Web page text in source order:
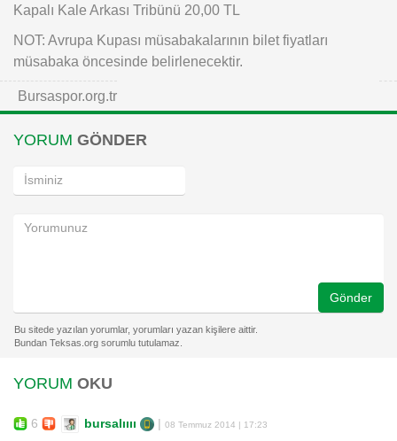
Kapalı Kale Arkası Tribünü 20,00 TL
NOT: Avrupa Kupası müsabakalarının bilet fiyatları
müsabaka öncesinde belirlenecektir.
Bursaspor.org.tr
YORUM GÖNDER
Gönder
YORUM OKU
6 bursalıııı | 08 Temmuz 2014 | 17:23